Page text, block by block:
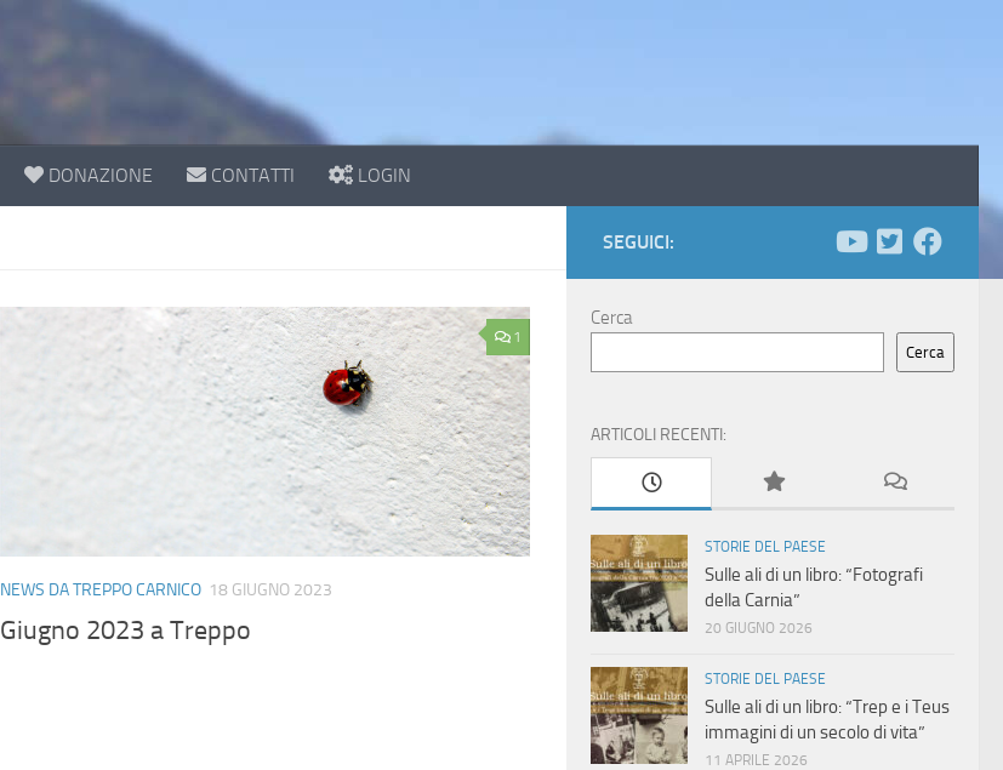
DONAZIONE CONTATTI LOGIN
1
NEWS DA TREPPO CARNICO 18 GIUGNO 2023
Giugno 2023 a Treppo
SEGUICI:
Cerca
Cerca
ARTICOLI RECENTI:
STORIE DEL PAESE
Sulle ali di un libro: “Fotografi
della Carnia”
20 GIUGNO 2026
STORIE DEL PAESE
Sulle ali di un libro: “Trep e i Teus
immagini di un secolo di vita”
11 APRILE 2026